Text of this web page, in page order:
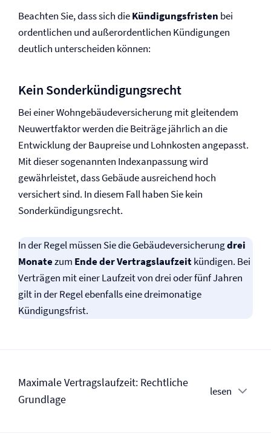
Beachten Sie, dass sich dieKündigungsfristen bei
ordentlichen und außerordentlichen Kündigungen
deutlich unterscheiden können:
Kein Sonderkündigungsrecht
Bei einer Wohngebäude­versicherung mit gleitendem
Neuwertfaktor werden die Beiträge jährlich an die
Entwicklung der Baupreise und Lohnkosten angepasst.
Mit dieser sogenannten Indexanpassung wird
gewährleistet, dass Gebäude ausreichend hoch
versichert sind. In diesem Fall haben Sie kein
Sonderkündigungsrecht.
In der Regel müssen Sie die Gebäude­­versicherungdrei
Monatezum Ende der Vertragslaufzeitkündigen. Bei
Verträgen mit einer Laufzeit von drei oder fünf Jahren
gilt in der Regel ebenfalls eine dreimonatige
Kündigungsfrist.
Maximale Vertragslaufzeit: Rechtliche
Grundlage
lesen